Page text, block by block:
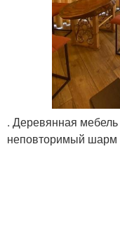
. Деревянная
неповторимый шарм